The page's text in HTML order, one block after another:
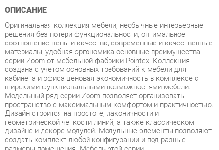
решения без потери функциональности, оптимальное
соотношение цены и качества, современные и качественные
материалы, удобная эргономика основные преимущества
серии Zoom от мебельной фабрики Pointex. Коллекция
создана с учетом основных требований к мебели для
кабинета и офиса ценовая экономичность в комплексе с
широкими функциональными возможностями мебели.
Модельный ряд серии Zoom позволяет организовать
пространство с максимальным комфортом и практичностью.
Дизайн строится на простоте, лаконичности и
геометрической четкости линий, а также классическом
дизайне и декоре модулей. Модульные элементы позволяют
создать комплект любой конфигурации и под разные
размеры помещения. Мебель этой серии
многофункциональна, эргономична, удобна, проста и
долговечна в процессе эксплуатации покрытие материалов
обеспечивает защиту от истирания, мелких сколов и